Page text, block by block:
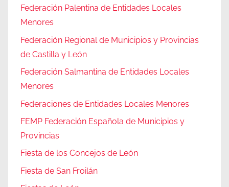
Federación Palentina de Entidades Locales
Menores
Federación Regional de Municipios y Provincias
de Castilla y León
Federación Salmantina de Entidades Locales
Menores
Federaciones de Entidades Locales Menores
FEMP Federación Española de Municipios y
Provincias
Fiesta de los Concejos de León
Fiesta de San Froilán